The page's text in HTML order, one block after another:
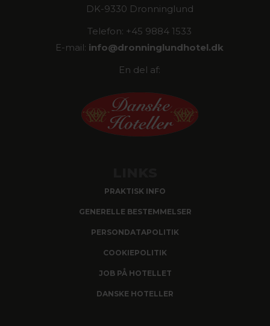
DK-9330 Dronninglund
Telefon: +45 9884 1533
E-mail: info@dronninglundhotel.dk
En del af:
PRAKTISK INFO
GENERELLE BESTEMMELSER
PERSONDATAPOLITIK
COOKIEPOLITIK
JOB PÅ HOTELLET
DANSKE HOTELLER